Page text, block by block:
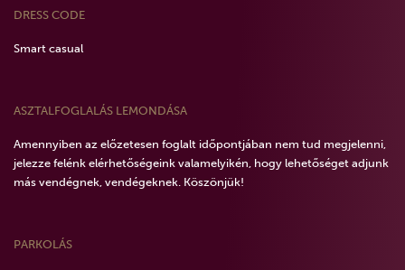
DRESS CODE
Smart casual
ASZTALFOGLALÁS LEMONDÁSA
Amennyiben az előzetesen foglalt időpontjában nem tud megjelenni,
jelezze felénk elérhetőségeink valamelyikén, hogy lehetőséget adjunk
más vendégnek, vendégeknek. Köszönjük!
PARKOLÁS